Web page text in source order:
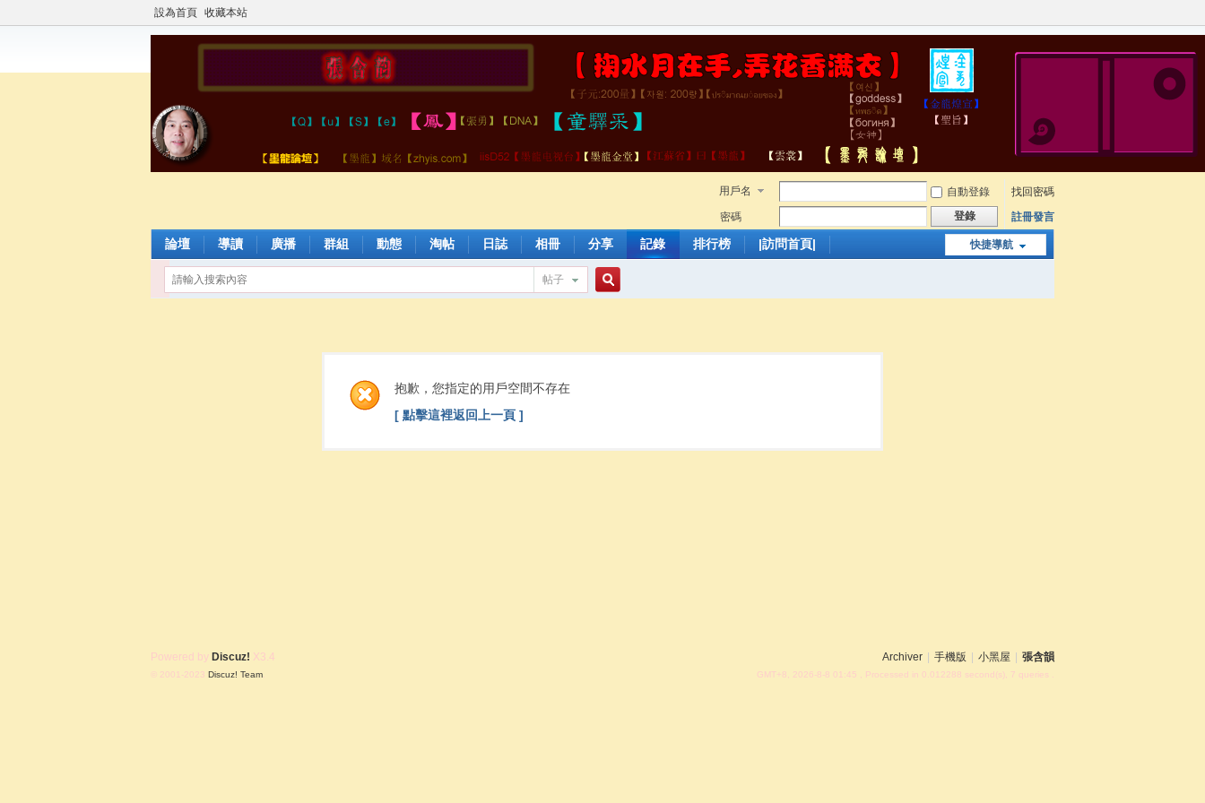
設為首頁 收藏本站
用戶名 自動登錄
找回密碼
密碼
登錄 註冊發言
快捷導航
論壇 導讀 廣播 群組 動態 淘帖 日誌 相冊 分享 記錄 排行榜 |訪問首頁|
帖子
抱歉，您指定的用戶空間不存在
[ 點擊這裡返回上一頁 ]
Archiver 手機版 小黑屋 張含韻
GMT+8, 2026-8-8 01:45 , Processed in 0.012288 second(s), 7 queries .
Powered by Discuz! X3.4
© 2001-2023 Discuz! Team